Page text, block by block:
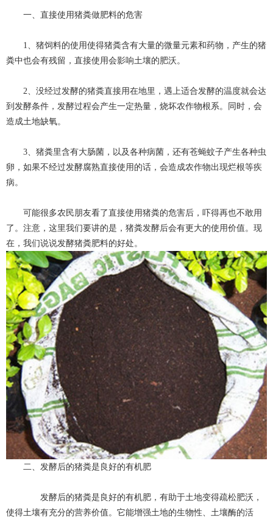
一、直接使用猪粪做肥料的危害
1、猪饲料的使用使得猪粪含有大量的微量元素和药物，产生的猪
粪中也会有残留，直接使用会影响土壤的肥沃。
2、没经过发酵的猪粪直接用在地里，遇上适合发酵的温度就会达
到发酵条件，发酵过程会产生一定热量，烧坏农作物根系。同时，会
造成土地缺氧。
3、猪粪里含有大肠菌，以及各种病菌，还有苍蝇蚊子产生各种虫
卵，如果不经过发酵腐熟直接使用的话，会造成农作物出现烂根等疾
病。
可能很多农民朋友看了直接使用猪粪的危害后，吓得再也不敢用
了。注意，这里我们要讲的是，猪粪发酵后会有更大的使用价值。现
在，我们说说发酵猪粪肥料的好处。
二、发酵后的猪粪是良好的有机肥
发酵后的猪粪是良好的有机肥，有助于土地变得疏松肥沃，
使得土壤有充分的营养价值。它能增强土地的生物性、土壤酶的活